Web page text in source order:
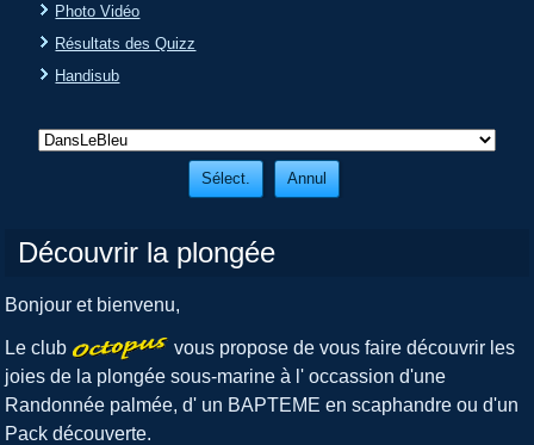
Photo Vidéo
Résultats des Quizz
Handisub
Découvrir la plongée
Bonjour et bienvenu,
Le club
vous propose de vous faire découvrir les
joies de la plongée sous-marine à l' occassion d'une
Randonnée palmée, d' un BAPTEME en scaphandre ou d'un
Pack découverte.